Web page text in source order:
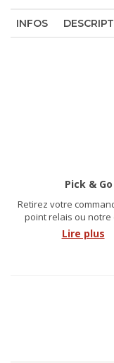
INFOS
Pick & Go
Retirez votre
point relais ou notre
Lire plus